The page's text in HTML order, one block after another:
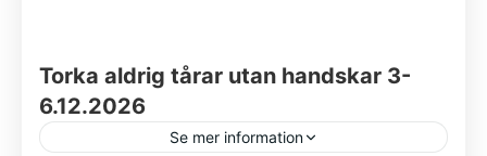
Torka aldrig tårar utan handskar 3-
6.12.2026
Se mer information